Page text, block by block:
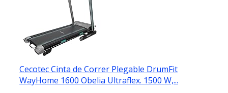
Cecotec Cinta de Correr Plegable DrumFit
WayHome 1600 Obelia Ultraflex. 1500 W,...